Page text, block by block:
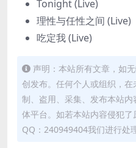
Tonight (Live)
理性与任性之间 (Live)
吃定我 (Live)
声明：本站所有文章，如
创发布。任何个人或组织，
制、盗用、采集、发布本站
体平台。如若本站内容侵犯
QQ：240949404我们进行处理